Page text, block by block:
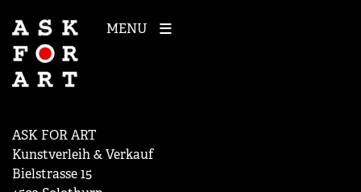
MENU
ASK FOR ART
Kunstverleih & Verkauf
Bielstrasse 15